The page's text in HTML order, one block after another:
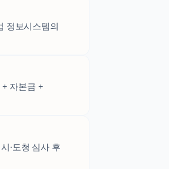
정보시스템의
자본금 +
·도청 심사 후